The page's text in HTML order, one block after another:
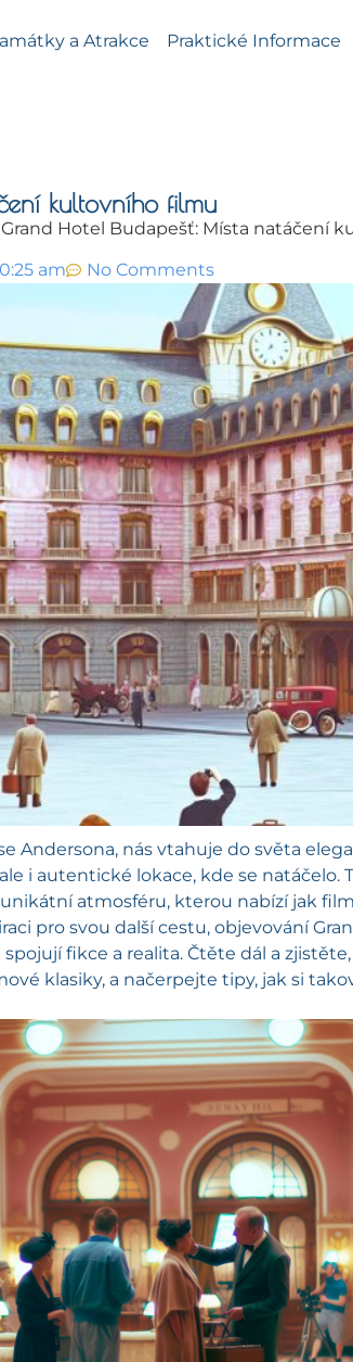
a Atrakce Praktické Informace
kultovního filmu
Grand Hotel Budapešť: Místa natáčení
am No Comments
Andersona, nás vtahuje do světa
i autentické lokace, kde se natáčelo.
atmosféru, kterou nabízí jak
pro svou další cestu, objevování
fikce a realita. Čtěte dál a
klasiky, a načerpejte tipy, jak si